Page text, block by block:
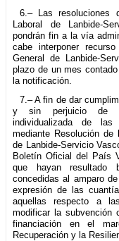
6.– Las resoluciones
Laboral de Lanbide-
pondrán fin a la vía
cabe interponer
General de Lanbide-
plazo de un mes
la notificación.
7.– A fin de dar
y sin perjuicio de
individualizada de las
mediante Resolución de
de Lanbide-Servicio
Boletín Oficial del País
que hayan resultado
concedidas al amparo
expresión de las
aquellas respecto a
modificar la subvención
financiación en el
Recuperación y la